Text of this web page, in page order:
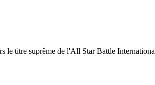
le titre suprême de l'All Star Battle